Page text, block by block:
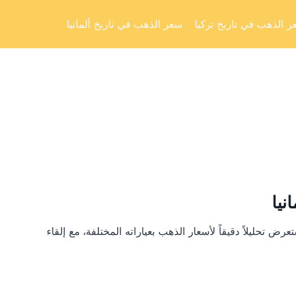
سعر الذهب في تاريخ ألمانيا الذهب في تاريخ تركيا
دقيقاً لأسعار الذهب بعياراته المختلفة، مع إلقاء